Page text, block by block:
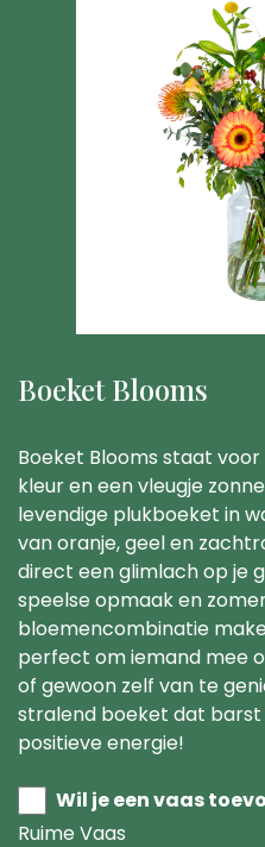
Boeket Blooms
Boeket Blooms staat voor
kleur en een vleugje
levendige plukboeket in
van oranje, geel en
direct een glimlach op je
speelse opmaak en
bloemencombinatie
perfect om iemand mee
of gewoon zelf van te
stralend boeket dat barst
positieve energie!
Wil je een vaas
Ruime Vaas